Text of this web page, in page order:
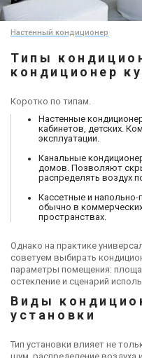
Настенный кондиционер
Типы
кондиционер
Коротко по типам.
Настенные
кабинетов, детских.
эксплуатации.
Канальные
домов. Позволяют
распределять воздух
Кассетные и
обычно в
пространствах.
Однако на практике
советуем выбирать
параметры помещения:
остекление и сценарий
Виды
установки
Тип установки влияет не